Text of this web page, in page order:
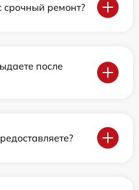
срочный ремонт?
после